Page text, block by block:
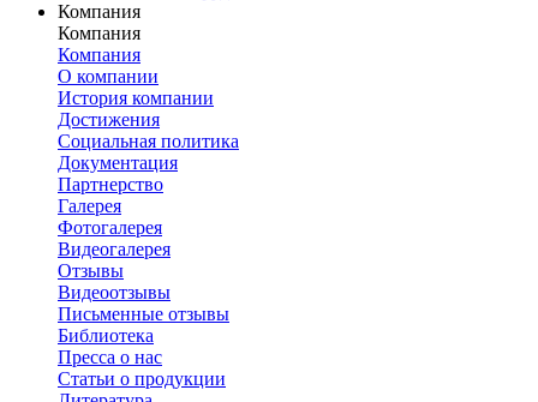
Компания
Компания
Компания
О компании
История компании
Достижения
Социальная политика
Документация
Партнерство
Галерея
Фотогалерея
Видеогалерея
Отзывы
Видеоотзывы
Письменные отзывы
Библиотека
Пресса о нас
Статьи о продукции